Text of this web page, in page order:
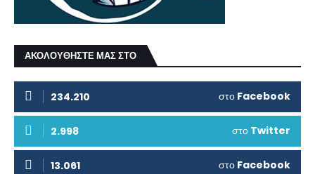
ΑΚΟΛΟΥΘΗΣΤΕ ΜΑΣ ΣΤΟ
234.210 στο Facebook
2.998 στο Twitter
13.061 στο Facebook